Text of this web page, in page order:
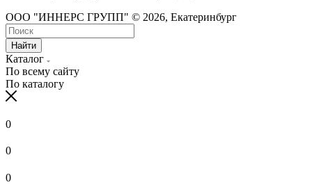
ООО "ИННЕРС ГРУПП" © 2026, Екатеринбург
Найти
Каталог
По всему сайту
По каталогу
0
0
0